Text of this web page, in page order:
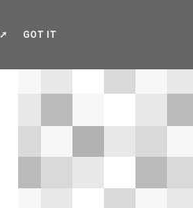
GOT IT